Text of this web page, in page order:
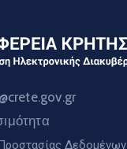
Δεδομένων